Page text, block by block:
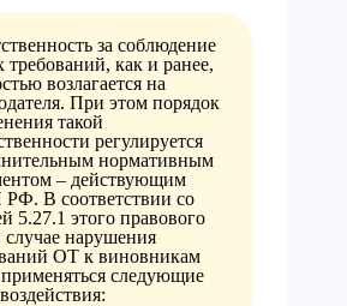
за соблюдение
требований, как и ранее,
возлагается на
При этом порядок
такой
регулируется
нормативным
– действующим
В соответствии со
5.27.1 этого правового
случае нарушения
ОТ к виновникам
применяться следующие